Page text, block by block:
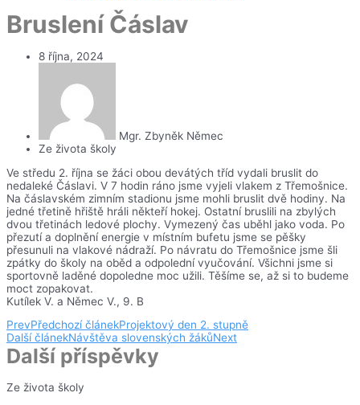
Bruslení Čáslav
8 října, 2024
Mgr. Zbyněk Němec
Ze života školy
Ve středu 2. října se žáci obou devátých tříd vydali bruslit do
nedaleké Čáslavi. V 7 hodin ráno jsme vyjeli vlakem z Třemošnice.
Na čáslavském zimním stadionu jsme mohli bruslit dvě hodiny. Na
jedné třetině hřiště hráli někteří hokej. Ostatní bruslili na zbylých
dvou třetinách ledové plochy. Vymezený čas uběhl jako voda. Po
přezutí a doplnění energie v místním bufetu jsme se pěšky
přesunuli na vlakové nádraží. Po návratu do Třemošnice jsme šli
zpátky do školy na oběd a odpolední vyučování. Všichni jsme si
sportovně laděné dopoledne moc užili. Těšíme se, až si to budeme
moct zopakovat.
Kutílek V. a Němec V., 9. B
PrevPředchozí článekProjektový den 2. stupně
Další článekNávštěva slovenských žákůNext
Další příspěvky
Ze života školy